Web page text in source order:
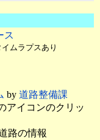
ス
ムラプスあり
by 道路整備課
アイコンのクリッ
路の情報